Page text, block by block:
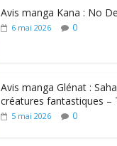
Avis manga Kana : No
6 mai 2026 0
Avis manga Glénat :
créatures fantastiques –
5 mai 2026 0